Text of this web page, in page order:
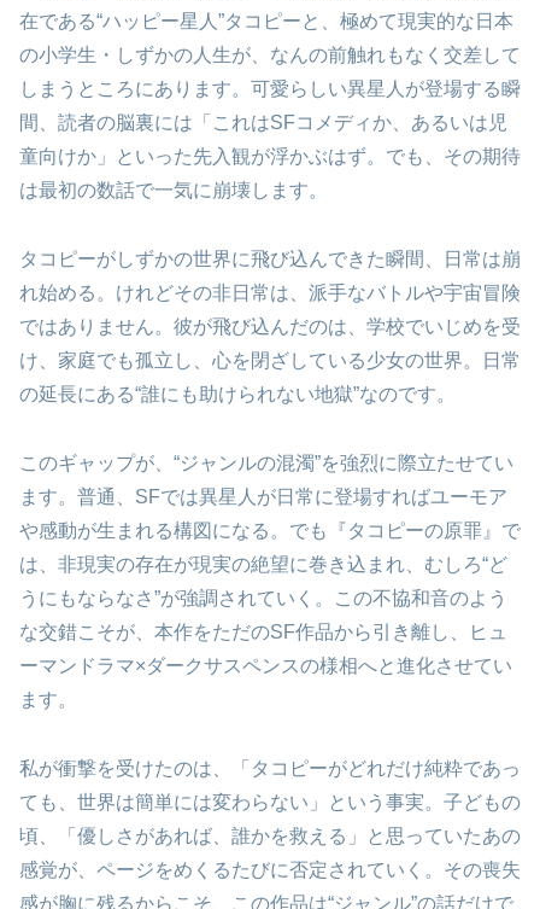
在である“ハッピー星人”タコピーと、極めて現実的な日本
の小学生・しずかの人生が、なんの前触れもなく交差して
しまうところにあります。可愛らしい異星人が登場する瞬
間、読者の脳裏には「これはSFコメディか、あるいは児
童向けか」といった先入観が浮かぶはず。でも、その期待
は最初の数話で一気に崩壊します。
タコピーがしずかの世界に飛び込んできた瞬間、日常は崩
れ始める。けれどその非日常は、派手なバトルや宇宙冒険
ではありません。彼が飛び込んだのは、学校でいじめを受
け、家庭でも孤立し、心を閉ざしている少女の世界。日常
の延長にある“誰にも助けられない地獄”なのです。
このギャップが、“ジャンルの混濁”を強烈に際立たせてい
ます。普通、SFでは異星人が日常に登場すればユーモア
や感動が生まれる構図になる。でも『タコピーの原罪』で
は、非現実の存在が現実の絶望に巻き込まれ、むしろ“ど
うにもならなさ”が強調されていく。この不協和音のよう
な交錯こそが、本作をただのSF作品から引き離し、ヒュ
ーマンドラマ×ダークサスペンスの様相へと進化させてい
ます。
私が衝撃を受けたのは、「タコピーがどれだけ純粋であっ
ても、世界は簡単には変わらない」という事実。子どもの
頃、「優しさがあれば、誰かを救える」と思っていたあの
感覚が、ページをめくるたびに否定されていく。その喪失
感が胸に残るからこそ、この作品は“ジャンル”の話だけで